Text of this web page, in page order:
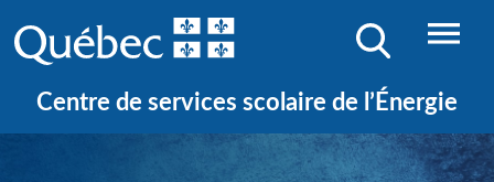
Centre de services scolaire de l’Énergie